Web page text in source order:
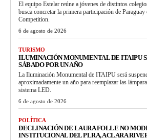
El equipo Estelar reúne a jóvenes de distintos
busca concretar la primera participación de
Competition.
6 de agosto de 2026
TURISMO
ILUMINACIÓN MONUMENTAL DE ITAIPU
SÁBADO POR UN AÑO
La Iluminación Monumental de ITAIPU será
aproximadamente un año para reemplazar las
sistema LED.
6 de agosto de 2026
POLÍTICA
DECLINACIÓN DE LAURA FOLLE NO
INSTITUCIONAL DEL PLRA, ACLARA